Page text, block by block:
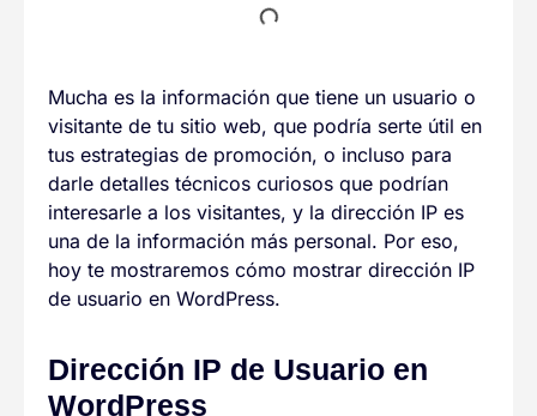
Mucha es la información que tiene un usuario o
visitante de tu sitio web, que podría serte útil en
tus estrategias de promoción, o incluso para
darle detalles técnicos curiosos que podrían
interesarle a los visitantes, y la dirección IP es
una de la información más personal. Por eso,
hoy te mostraremos cómo mostrar dirección IP
de usuario en WordPress.
Dirección IP de Usuario en
WordPress